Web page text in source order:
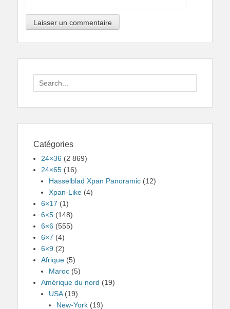
Search
for:
Catégories
24×36 (2 869)
24×65 (16)
Hasselblad Xpan Panoramic (12)
Xpan-Like (4)
6×17 (1)
6×5 (148)
6×6 (555)
6×7 (4)
6×9 (2)
Afrique (5)
Maroc (5)
Amérique du nord (19)
USA(19)
New-York (19)